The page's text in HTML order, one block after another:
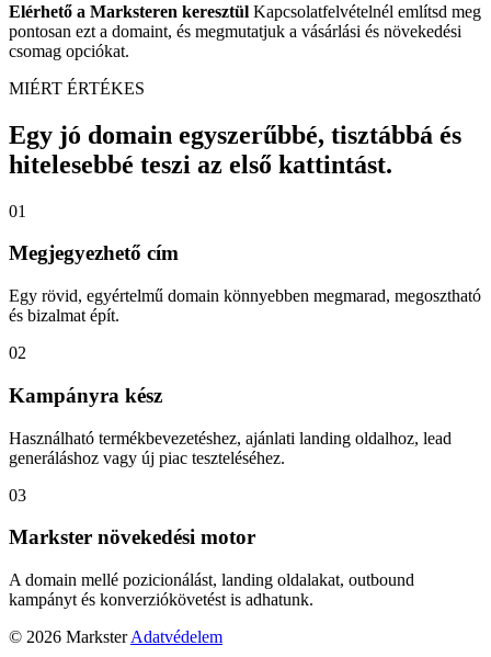
Elérhető a Marksteren keresztül Kapcsolatfelvételnél említsd meg
pontosan ezt a domaint, és megmutatjuk a vásárlási és növekedési
csomag opciókat.
MIÉRT ÉRTÉKES
Egy jó domain egyszerűbbé, tisztábbá és
hitelesebbé teszi az első kattintást.
01
Megjegyezhető cím
Egy rövid, egyértelmű domain könnyebben megmarad, megosztható
és bizalmat épít.
02
Kampányra kész
Használható termékbevezetéshez, ajánlati landing oldalhoz, lead
generáláshoz vagy új piac teszteléséhez.
03
Markster növekedési motor
A domain mellé pozicionálást, landing oldalakat, outbound
kampányt és konverziókövetést is adhatunk.
© 2026 Markster Adatvédelem